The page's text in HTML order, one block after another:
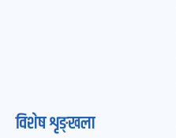
विशेष शृङ्खला